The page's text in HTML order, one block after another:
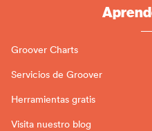
Groover Charts
Servicios de Groover
Herramientas gratis
Visita nuestro blog